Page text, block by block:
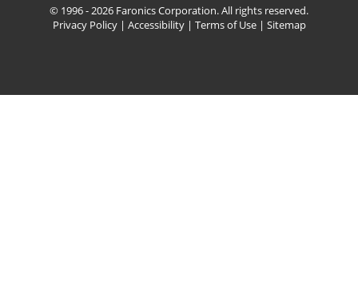
© 1996 - 2026 Faronics Corporation. All rights reserved.
Privacy Policy| Accessibility| Terms of Use| Sitemap